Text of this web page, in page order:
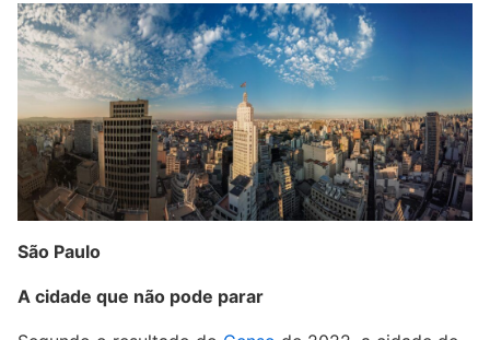
São Paulo
A cidade que não pode parar